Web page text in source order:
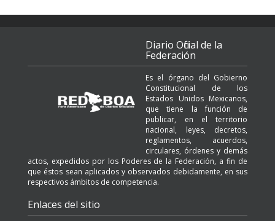
Diario Oficial de la
Federación
Es el órgano del Gobierno
Constitucional de los
Estados Unidos Mexicanos,
que tiene la función de
publicar, en el territorio
nacional, leyes, decretos,
reglamentos, acuerdos,
circulares, órdenes y demás
actos, expedidos por los Poderes de la Federación, a fin de
que éstos sean aplicados y observados debidamente, en sus
respectivos ámbitos de competencia.
Enlaces del sitio